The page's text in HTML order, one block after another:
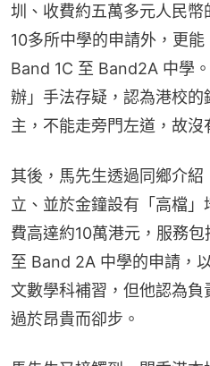
圳、收費約五萬多元人民
10多所中學的申請外，更
Band 1C 至 Band2A 中學
辦」手法存疑，認為港校
主，不能走旁門左道，故沒
其後，馬先生透過同鄉介
立、並於金鐘設有「高檔
費高達約10萬港元，服務
至 Band 2A 中學的申請，
文數學科補習，但他認為
過於昂貴而卻步。